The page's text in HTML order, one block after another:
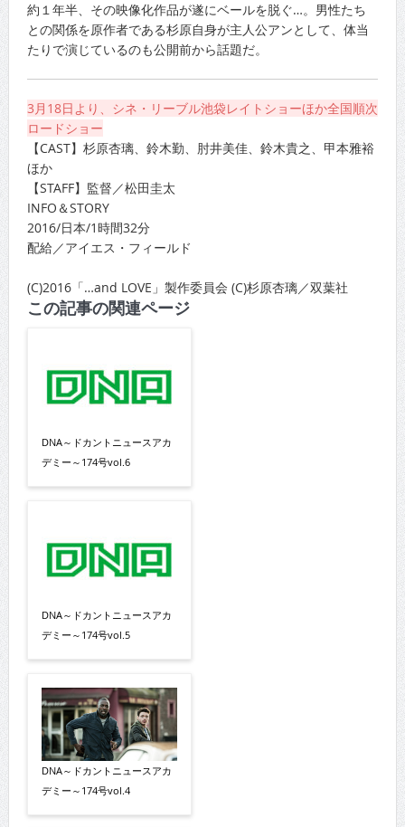
約１年半、その映像化作品が遂にベールを脱ぐ…。男性たち
との関係を原作者である杉原自身が主人公アンとして、体当
たりで演じているのも公開前から話題だ。
3月18日より、シネ・リーブル池袋レイトショーほか全国順次
ロードショー
【CAST】杉原杏璃、鈴木勤、肘井美佳、鈴木貴之、甲本雅裕
ほか
【STAFF】監督／松田圭太
INFO＆STORY
2016/日本/1時間32分
配給／アイエス・フィールド
(C)2016「…and LOVE」製作委員会 (C)杉原杏璃／双葉社
この記事の関連ページ
DNA～ドカントニュースアカ
デミー～174号vol.6
DNA～ドカントニュースアカ
デミー～174号vol.5
DNA～ドカントニュースアカ
デミー～174号vol.4